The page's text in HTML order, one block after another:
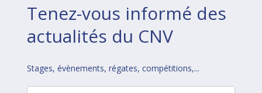
Tenez-vous informé des
actualités du CNV
Stages, évènements, régates, compétitions,...